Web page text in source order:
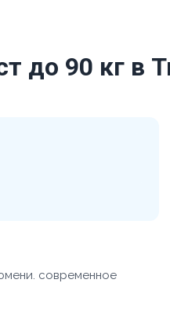
до 90 кг в
современное